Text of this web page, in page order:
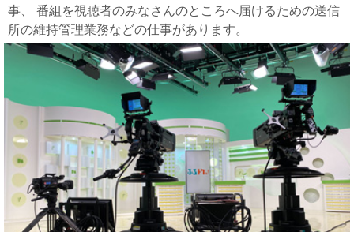
事、 番組を視聴者のみなさんのところへ届けるための送信
所の維持管理業務などの仕事があります。